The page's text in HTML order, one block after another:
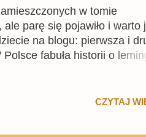
w tomie
parę się pojawiło i warto
na blogu: pierwsza i
fabuła historii o
z siedmioma zamkami
CZYTAJ